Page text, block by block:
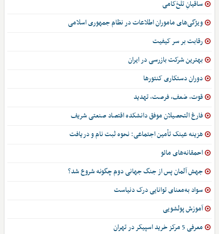
ساقیانِ تلخ‌کامی
ویژگی‌های ماموران اطلاعات در نظام جمهوری اسلامی
رقابت بر سر کیفیت
بهترین شرکت بازرسی در ایران
دوران دستکاری کنتورها
قوت، ضعف، فرصت، تهدید
فارغ التحصیلان موفق دانشکده اقتصاد صنعتی شریف
هزینه عینک تأمین اجتماعی: نحوه ثبت نام و دریافت
احمقانه‌های مائو
جهش آلمان پس از جنگ جهانی دوم چگونه شروع شد؟
سواد به‌معنای توانایی درک دنیاست
آموزش پولشویی
معرفی 5 مرکز خرید اسپیکر در تهران